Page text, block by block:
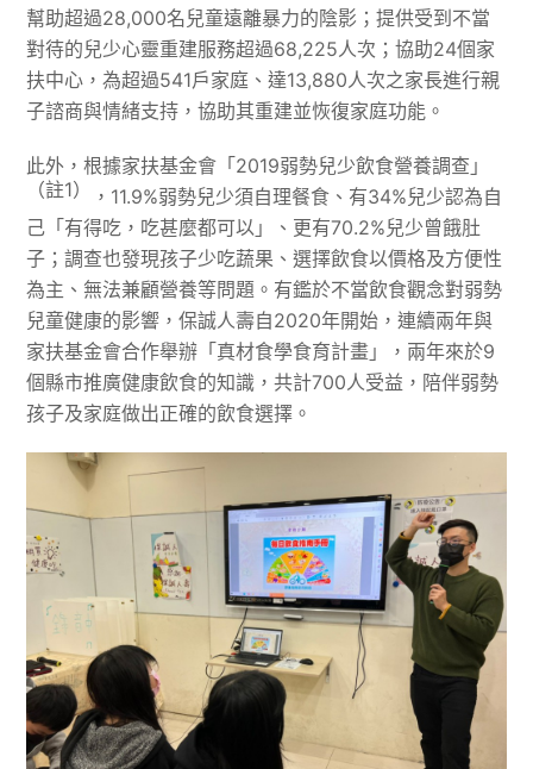
幫助超過28,000名兒童遠離暴力的陰影；提供受到不當
對待的兒少心靈重建服務超過68,225人次；協助24個家
扶中心，為超過541戶家庭、達13,880人次之家長進行親
子諮商與情緒支持，協助其重建並恢復家庭功能。
此外，根據家扶基金會「2019弱勢兒少飲食營養調查」
（註1）
，11.9%弱勢兒少須自理餐食、有34%兒少認為自
己「有得吃，吃甚麼都可以」、更有70.2%兒少曾餓肚
子；調查也發現孩子少吃蔬果、選擇飲食以價格及方便性
為主、無法兼顧營養等問題。有鑑於不當飲食觀念對弱勢
兒童健康的影響，保誠人壽自2020年開始，連續兩年與
家扶基金會合作舉辦「真材食學食育計畫」，兩年來於9
個縣市推廣健康飲食的知識，共計700人受益，陪伴弱勢
孩子及家庭做出正確的飲食選擇。